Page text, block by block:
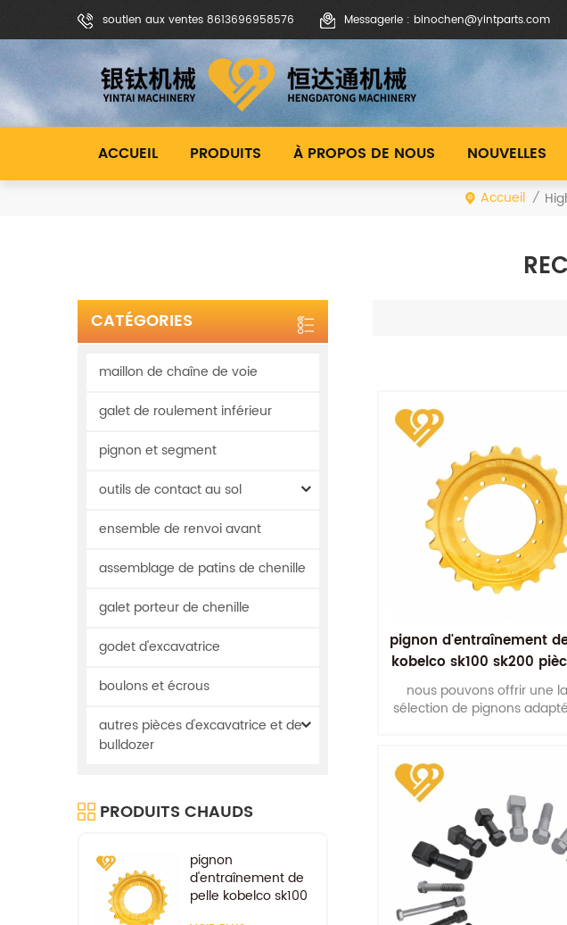
soutien aux ventes 8613696958576 Messagerie : binochen@yintparts.com
ACCUEIL PRODUITS À PROPOS DE NOUS NOUVELLES
Accueil /
CATÉGORIES
maillon de chaîne de voie
galet de roulement inférieur
pignon et segment
outils de contact au sol
ensemble de renvoi avant
assemblage de patins de chenille
galet porteur de chenille
godet d'excavatrice
boulons et écrous
autres pièces d'excavatrice et de
bulldozer
PRODUITS CHAUDS
pignon
d'entraînement de
pelle kobelco sk100
pignon d'entraînement
kobelco sk100 sk200
rechange de train de
nous pouvons offrir une
sélection de pignons